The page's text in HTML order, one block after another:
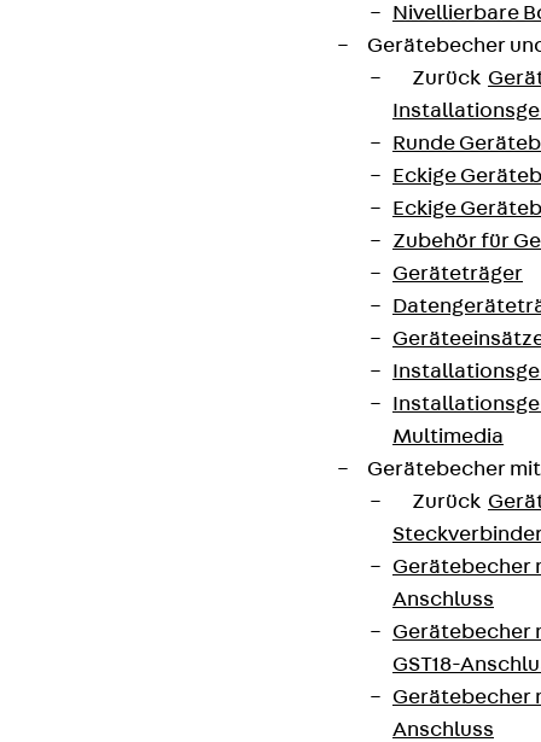
Nivellierbare
Gerätebecher
Zurück
Runde
Eckige
Eckige
Zubehör für
Geräteträger
Multimedia
Gerätebecher
Zurück
Gerätebecher
Anschluss
Gerätebecher
GST18-
Gerätebecher
Anschluss